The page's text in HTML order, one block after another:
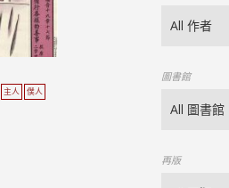
主人 僕人
圖書館
再版